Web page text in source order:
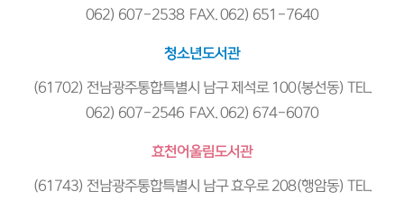
062) 607-2538 FAX. 062) 651-7640
청소년도서관
(61702) 전남광주통합특별시 남구 제석로 100(봉선동) TEL.
062) 607-2546 FAX. 062) 674-6070
효천어울림도서관
(61743) 전남광주통합특별시 남구 효우로 208(행암동) TEL.